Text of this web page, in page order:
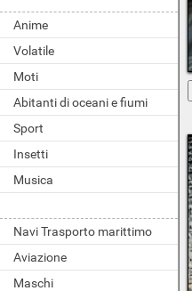
Anime
Volatile
Moti
Abitanti di oceani e fiumi
Sport
Insetti
Musica
Navi Trasporto marittimo
Aviazione
Maschi